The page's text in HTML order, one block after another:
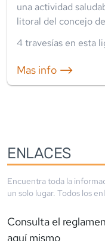
una actividad
litoral del concejo
4travesías en esta
Mas info ⟶
ENLACES
Encuentra toda la
un solo lugar. Todos los
Consulta el
aquí mismo